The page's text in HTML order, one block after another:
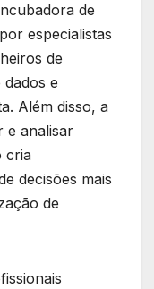
de
especialistas
de
e
Além disso, a
e analisar
cria
decisões mais
de